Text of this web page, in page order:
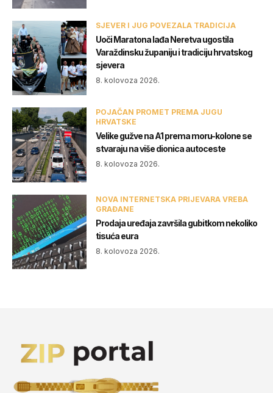
SJEVER I JUG POVEZALA TRADICIJA
Uoči Maratona lađa Neretva ugostila
Varaždinsku županiju i tradiciju hrvatskog
sjevera
8. kolovoza 2026.
POJAČAN PROMET PREMA JUGU
HRVATSKE
Velike gužve na A1 prema moru-kolone se
stvaraju na više dionica autoceste
8. kolovoza 2026.
NOVA INTERNETSKA PRIJEVARA VREBA
GRAĐANE
Prodaja uređaja završila gubitkom nekoliko
tisuća eura
8. kolovoza 2026.